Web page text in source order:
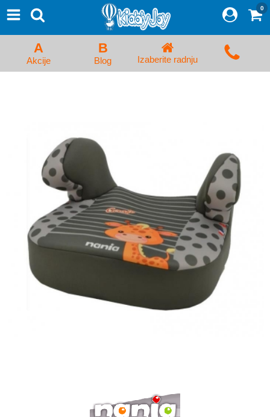
Proizvodi
Početna Prijava/Registracija
Kolica za bebe i dečija kolica
Kadice, noše i adapteri
Hranilice, flašice i cucle
Monitori, Ogradice i tricikli
Posteljine, vrećice i baldahini
Odeća i obuća
0
A
Akcije
B
Blog Izaberite radnju